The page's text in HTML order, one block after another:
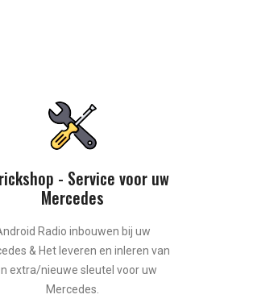
- Service voor uw
Mercedes
Radio inbouwen bij uw
& Het leveren en inleren van
extra/nieuwe sleutel voor uw
Mercedes.